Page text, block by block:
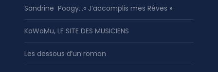
Sandrine Poogy…« J’accomplis mes Rêves »
KaWoMu, LE SITE DES MUSICIENS
Les dessous d’un roman